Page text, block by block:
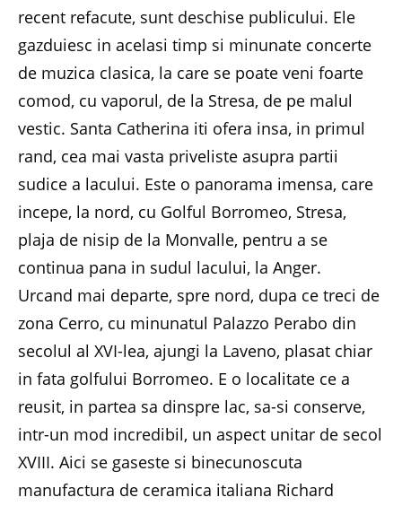
recent refacute, sunt deschise publicului. Ele
gazduiesc in acelasi timp si minunate concerte
de muzica clasica, la care se poate veni foarte
comod, cu vaporul, de la Stresa, de pe malul
vestic. Santa Catherina iti ofera insa, in primul
rand, cea mai vasta priveliste asupra partii
sudice a lacului. Este o panorama imensa, care
incepe, la nord, cu Golful Borromeo, Stresa,
plaja de nisip de la Monvalle, pentru a se
continua pana in sudul lacului, la Anger.
Urcand mai departe, spre nord, dupa ce treci de
zona Cerro, cu minunatul Palazzo Perabo din
secolul al XVI-lea, ajungi la Laveno, plasat chiar
in fata golfului Borromeo. E o localitate ce a
reusit, in partea sa dinspre lac, sa-si conserve,
intr-un mod incredibil, un aspect unitar de secol
XVIII. Aici se gaseste si binecunoscuta
manufactura de ceramica italiana Richard